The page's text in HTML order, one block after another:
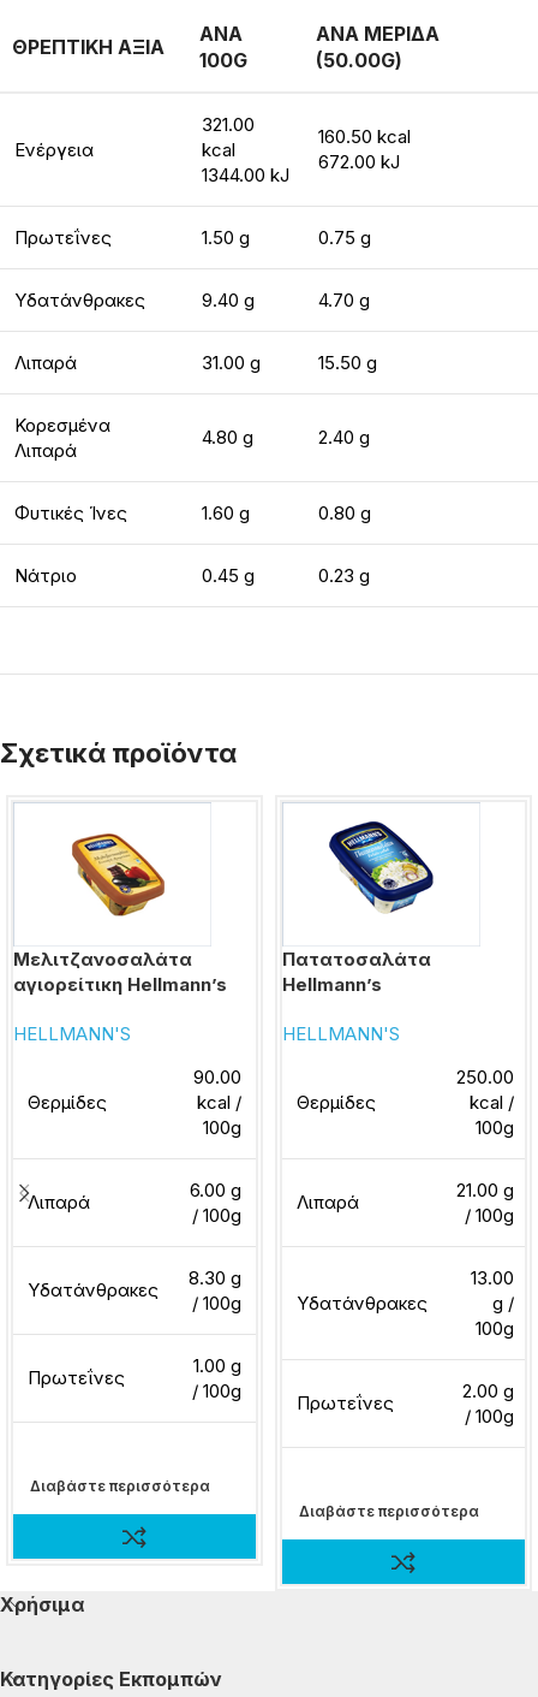
ΘΡΕΠΤΙΚΗ ΑΞΙΑ
ΑΝΑ
100G
ΑΝΑ ΜΕΡΙΔΑ
(50.00G)
Ενέργεια
321.00
kcal
1344.00 kJ
160.50 kcal
672.00 kJ
Πρωτεΐνες 1.50 g 0.75 g
Υδατάνθρακες 9.40 g 4.70 g
Λιπαρά 31.00 g 15.50 g
Κορεσμένα
Λιπαρά
4.80 g 2.40 g
Φυτικές Ίνες 1.60 g 0.80 g
Νάτριο 0.45 g 0.23 g
Σχετικά προϊόντα
Μελιτζανοσαλάτα
αγιορείτικη Hellmann’s
HELLMANN'S
Θερμίδες
90.00
kcal /
100g
Λιπαρά
6.00 g
/ 100g
Υδατάνθρακες
8.30 g
/ 100g
Πρωτεΐνες
1.00 g
/ 100g
Διαβάστε περισσότερα
Πατατοσαλάτα
Hellmann’s
HELLMANN'S
Θερμίδες
250.00
kcal /
100g
Λιπαρά
21.00 g
/ 100g
Υδατάνθρακες
13.00
g /
100g
Πρωτεΐνες
2.00 g
/ 100g
Διαβάστε περισσότερα
Χρήσιμα
Κατηγορίες Εκπομπών